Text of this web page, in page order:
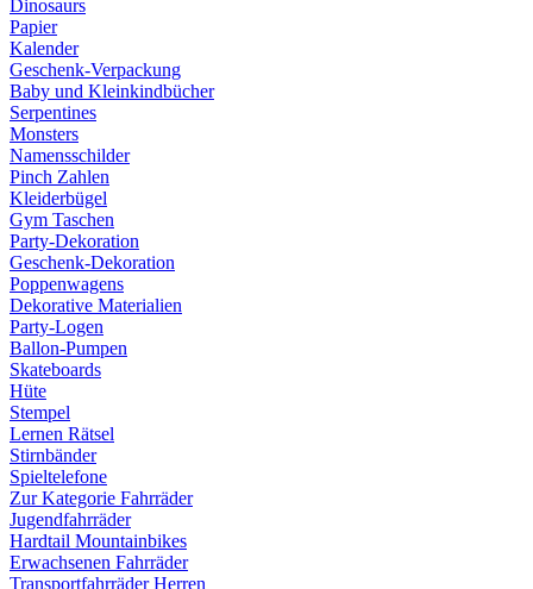
Dinosaurs
Papier
Kalender
Geschenk-Verpackung
Baby und Kleinkindbücher
Serpentines
Monsters
Namensschilder
Pinch Zahlen
Kleiderbügel
Gym Taschen
Party-Dekoration
Geschenk-Dekoration
Poppenwagens
Dekorative Materialien
Party-Logen
Ballon-Pumpen
Skateboards
Hüte
Stempel
Lernen Rätsel
Stirnbänder
Spieltelefone
Zur Kategorie Fahrräder
Jugendfahrräder
Hardtail Mountainbikes
Erwachsenen Fahrräder
Transportfahrräder Herren